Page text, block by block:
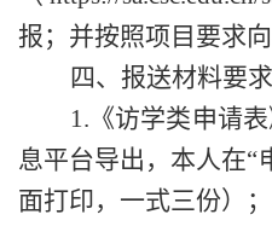
报；并按照项目要求
四、报送材料要求
1.《访学类申请
息平台导出，本人在“
面打印，一式三份）；